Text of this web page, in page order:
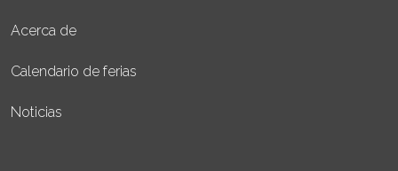
Acerca de
Calendario de ferias
Noticias